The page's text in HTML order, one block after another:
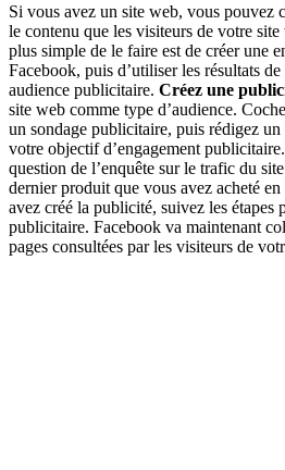
Si vous avez un site web, vous pouvez
le contenu que les visiteurs de votre
plus simple de le faire est de créer une
Facebook, puis d’utiliser les résultats
audience publicitaire. Créez une
site web comme type d’audience.
un sondage publicitaire, puis rédigez un
votre objectif d’engagement
question de l’enquête sur le trafic du
dernier produit que vous avez acheté
avez créé la publicité, suivez les étapes
publicitaire. Facebook va maintenant
pages consultées par les visiteurs de